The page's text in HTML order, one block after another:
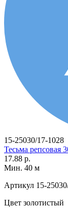
15-25030/17-1028
Тесьма репсовая
17.88 р.
Мин. 40 м
Артикул 15-
Цвет золотистый